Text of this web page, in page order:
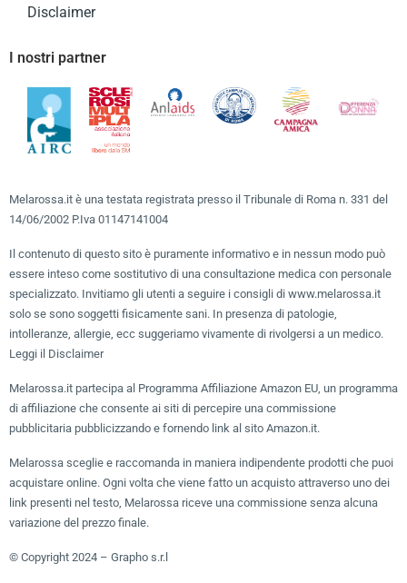
Disclaimer
I nostri partner
Melarossa.it è una testata registrata presso il Tribunale di Roma n. 331 del
14/06/2002 P.Iva 01147141004
Il contenuto di questo sito è puramente informativo e in nessun modo può
essere inteso come sostitutivo di una consultazione medica con personale
specializzato. Invitiamo gli utenti a seguire i consigli di www.melarossa.it
solo se sono soggetti fisicamente sani. In presenza di patologie,
intolleranze, allergie, ecc suggeriamo vivamente di rivolgersi a un medico.
Leggi il Disclaimer
Melarossa.it partecipa al Programma Affiliazione Amazon EU, un programma
di affiliazione che consente ai siti di percepire una commissione
pubblicitaria pubblicizzando e fornendo link al sito Amazon.it.
Melarossa sceglie e raccomanda in maniera indipendente prodotti che puoi
acquistare online. Ogni volta che viene fatto un acquisto attraverso uno dei
link presenti nel testo, Melarossa riceve una commissione senza alcuna
variazione del prezzo finale.
© Copyright 2024 – Grapho s.r.l